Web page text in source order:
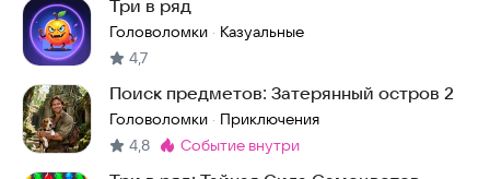
Три в ряд
Головоломки · Казуальные
4,7
Поиск предметов: Затерянный остров 2
Головоломки · Приключения
4,8 Метка:
событие внутри